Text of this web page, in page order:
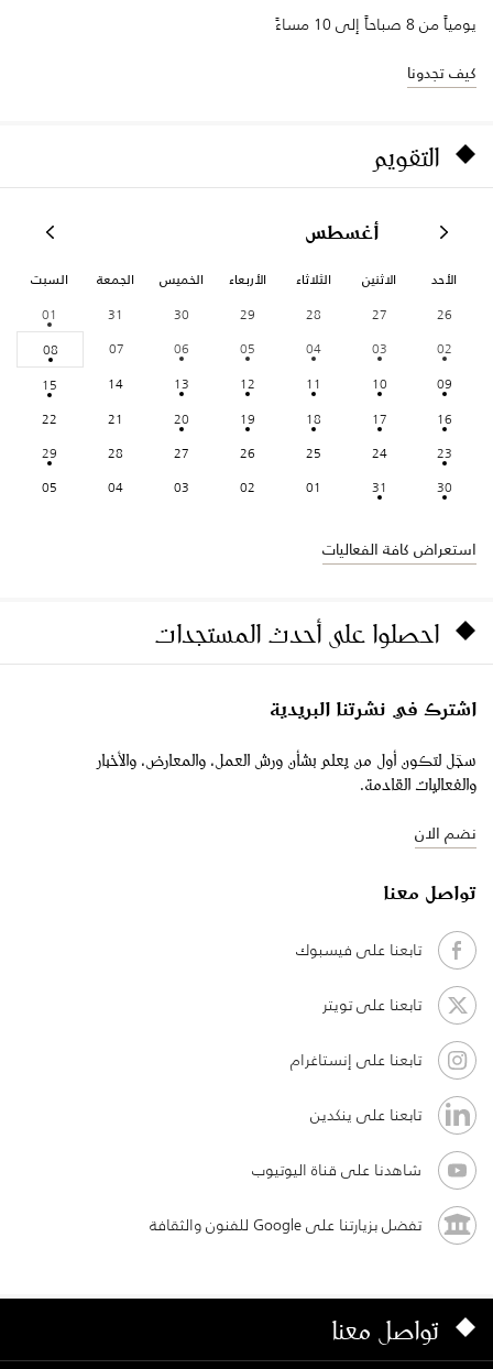
يومياً من 8 صباحاً إلى 10 مساءً
كيف تجدونا
التقويم
أغسطس
الأحد الاثنين الثلاثاء الأربعاء الخميس الجمعة السبت
26
27
28
29
30
31
01
02
03
04
05
06
07
08
09
10
11
12
13
14
15
16
17
18
19
20
21
22
23
24
25
26
27
28
29
30
31
01
02
03
04
05
استعراض كافة الفعاليات
احصلوا على أحدث المستجدات
اشترك في نشرتنا البريدية
سجّل لتكون أول من يعلم بشأن ورش العمل، والمعارض، والأخبار
والفعاليات القادمة.
نضم الان
تواصل معنا
تابعنا على فيسبوك
تابعنا على تويتر
تابعنا على إنستاغرام
تابعنا على ينكدين
شاهدنا على قناة اليوتيوب
تفضل بزيارتنا على Google للفنون والثقافة
تواصل معنا